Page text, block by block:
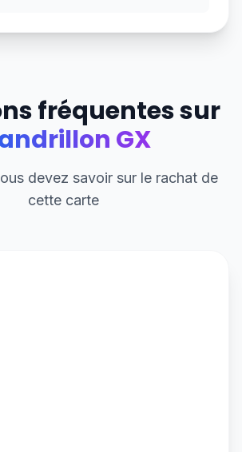
fréquentes sur
GX
devez savoir sur le rachat de
cette carte